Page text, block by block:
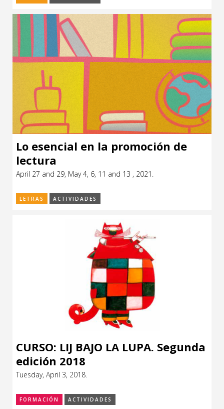
Lo esencial en la promoción de
lectura
April 27 and 29, May 4, 6, 11 and 13 , 2021.
LETRAS ACTIVIDADES
CURSO: LIJ BAJO LA LUPA. Segunda
edición 2018
Tuesday, April 3, 2018.
FORMACIÓN ACTIVIDADES